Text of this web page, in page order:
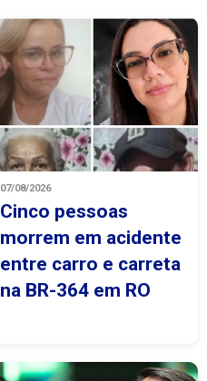
07/08/2026
Cinco pessoas
morrem em acidente
entre carro e carreta
na BR-364 em RO